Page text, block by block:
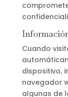
Cuando
dispositivo,
navegador
algunas de